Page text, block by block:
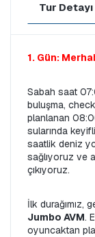
Tur Detayı
1. Gün:
Sabah saat
buluşma,
planlanan
sularında
saatlik deniz
sağlıyoruz ve
çıkıyoruz.
Jumbo AVM.
oyuncaktan